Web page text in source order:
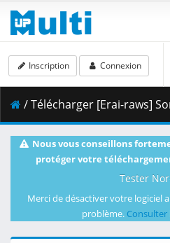
Inscription Connexion
/ Télécharger [Erai-raws] Sorairo Utility (TV) - 08 [1080p AMZN WEB-DL AVC
Nous vous conseillons
protéger votre
Tester
Merci de désactiver votre logiciel
problème. Consulter